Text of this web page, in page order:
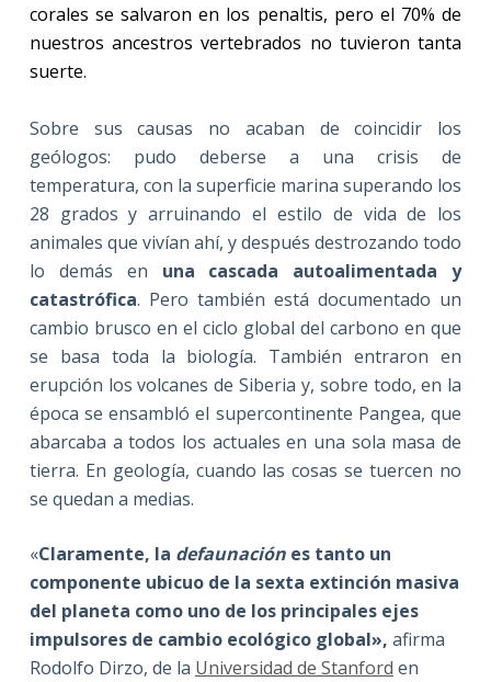
corales se salvaron en los penaltis, pero el 70% de
nuestros ancestros vertebrados no tuvieron tanta
suerte.
Sobre sus causas no acaban de coincidir los
geólogos: pudo deberse a una crisis de
temperatura, con la superficie marina superando los
28 grados y arruinando el estilo de vida de los
animales que vivían ahí, y después destrozando todo
lo demás en una cascada autoalimentada y
catastrófica. Pero también está documentado un
cambio brusco en el ciclo global del carbono en que
se basa toda la biología. También entraron en
erupción los volcanes de Siberia y, sobre todo, en la
época se ensambló el supercontinente Pangea, que
abarcaba a todos los actuales en una sola masa de
tierra. En geología, cuando las cosas se tuercen no
se quedan a medias.
«Claramente, la defaunaciónes tanto un
componente ubicuo de la sexta extinción masiva
del planeta como uno de los principales ejes
impulsores de cambio ecológico global», afirma
Rodolfo Dirzo, de la Universidad de Stanford en